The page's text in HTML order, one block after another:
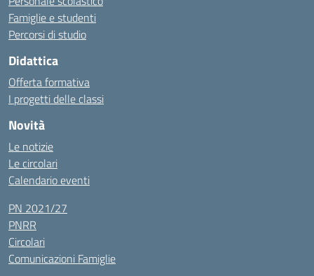
Famiglie e studenti
Percorsi di studio
Didattica
Offerta formativa
I progetti delle classi
Novità
Le notizie
Le circolari
Calendario eventi
PN 2021/27
PNRR
Circolari
Comunicazioni Famiglie